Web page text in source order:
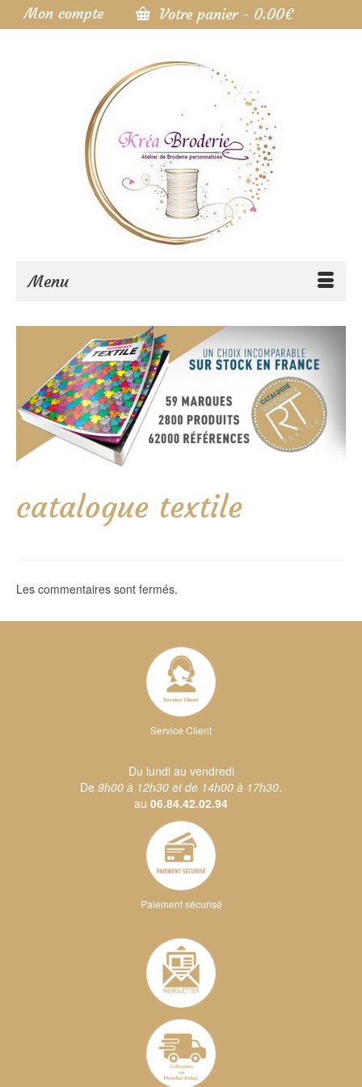
Mon compte Votre panier - 0.00€
Menu
catalogue textile
Les commentaires sont fermés.
Service Client
Du lundi au vendredi
De 9h00 à 12h30 et de 14h00 à 17h30.
au 06.84.42.02.94
Paiement sécurisé